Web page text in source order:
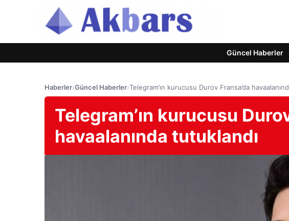
Güncel Haberler
Haberler›Güncel Haberler›Telegram’ın kurucusu Durov Fransa’da
Telegram’ın kurucusu
havaalanında tutuklandı